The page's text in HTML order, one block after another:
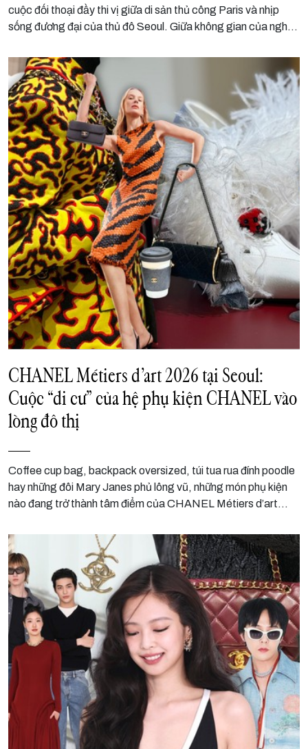
cuộc đối thoại đầy thi vị giữa di sản thủ công Paris và nhịp
sống đương đại của thủ đô Seoul. Giữa không gian của nghệ
giới mộ điệu châu Á bằng những giá trị di sản bền vững theo
thời gian.
CHANEL Métiers d’art 2026 tại Seoul:
Cuộc “di cư” của hệ phụ kiện CHANEL vào
lòng đô thị
Coffee cup bag, backpack oversized, túi tua rua đính poodle
hay những đôi Mary Janes phủ lông vũ, những món phụ kiện
nào đang trở thành tâm điểm của CHANEL Métiers d’art